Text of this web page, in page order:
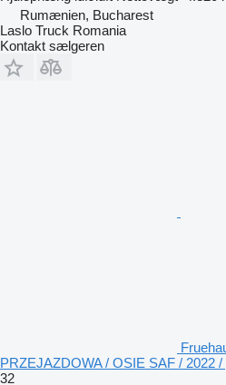
Rumænien, Bucharest
Laslo Truck Romania
Kontakt sælgeren
PRZEJAZDOWA / OSIE SAF / 2022 /
32